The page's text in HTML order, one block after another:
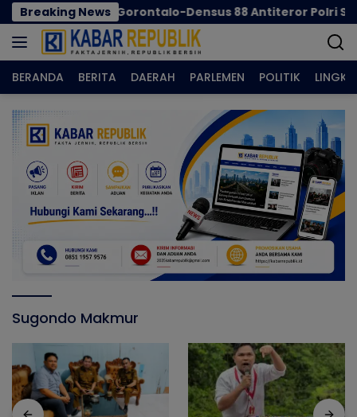
Langsung
ke
konten
Breaking News
Pemkab Gorontalo-Densus 88 Antiteror Polri
BERANDA BERITA DAERAH PARLEMEN POLITIK
Sugondo Makmur